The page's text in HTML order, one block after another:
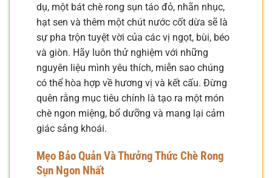
dụ, một bát chè rong sụn táo đỏ, nhãn nhục,
hạt sen và thêm một chút nước cốt dừa sẽ là
sự pha trộn tuyệt vời của các vị ngọt, bùi, béo
và giòn. Hãy luôn thử nghiệm với những
nguyên liệu mình yêu thích, miễn sao chúng
có thể hòa hợp về hương vị và kết cấu. Đừng
quên rằng mục tiêu chính là tạo ra một món
chè ngon miệng, bổ dưỡng và mang lại cảm
giác sảng khoái.
Mẹo Bảo Quản Và Thưởng Thức Chè Rong
Sụn Ngon Nhất